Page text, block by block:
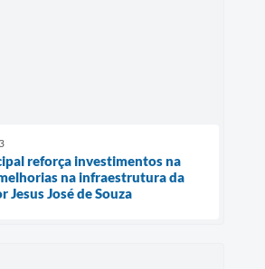
reforça investimentos na
na infraestrutura da
Jesus José de Souza